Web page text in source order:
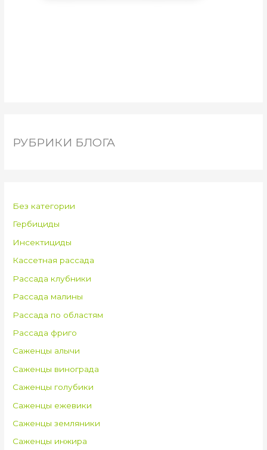
РУБРИКИ БЛОГА
Без категории
Гербициды
Инсектициды
Кассетная рассада
Рассада клубники
Рассада малины
Рассада по областям
Рассада фриго
Саженцы алычи
Саженцы винограда
Саженцы голубики
Саженцы ежевики
Саженцы земляники
Саженцы инжира